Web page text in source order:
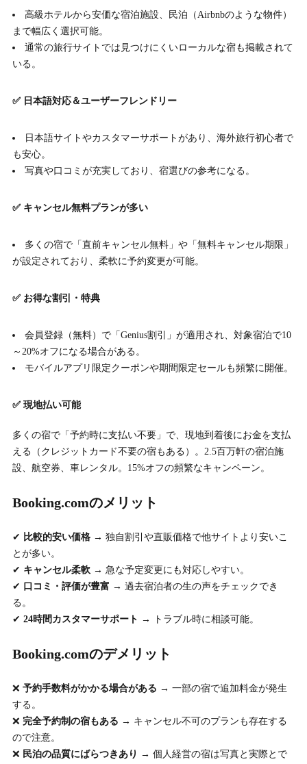
高級ホテルから安価な宿泊施設、民泊（Airbnbのような物件）
まで幅広く選択可能。
通常の旅行サイトでは見つけにくいローカルな宿も掲載されて
いる。
✅ 日本語対応＆ユーザーフレンドリー
日本語サイトやカスタマーサポートがあり、海外旅行初心者で
も安心。
写真や口コミが充実しており、宿選びの参考になる。
✅ キャンセル無料プランが多い
多くの宿で「直前キャンセル無料」や「無料キャンセル期限」
が設定されており、柔軟に予約変更が可能。
✅ お得な割引・特典
会員登録（無料）で「Genius割引」が適用され、対象宿泊で10
～20%オフになる場合がある。
モバイルアプリ限定クーポンや期間限定セールも頻繁に開催。
✅ 現地払い可能
多くの宿で「予約時に支払い不要」で、現地到着後にお金を支払
える（クレジットカード不要の宿もある）。2.5百万軒の宿泊施
設、航空券、車レンタル。15%オフの頻繁なキャンペーン。
Booking.comのメリット
✔ 比較的安い価格→ 独自割引や直販価格で他サイトより安いこ
とが多い。
✔ キャンセル柔軟→ 急な予定変更にも対応しやすい。
✔ 口コミ・評価が豊富 → 過去宿泊者の生の声をチェックでき
る。
✔ 24時間カスタマーサポート → トラブル時に相談可能。
Booking.comのデメリット
❌ 予約手数料がかかる場合がある → 一部の宿で追加料金が発生
する。
❌ 完全予約制の宿もある → キャンセル不可のプランも存在する
ので注意。
❌ 民泊の品質にばらつきあり → 個人経営の宿は写真と実際とで